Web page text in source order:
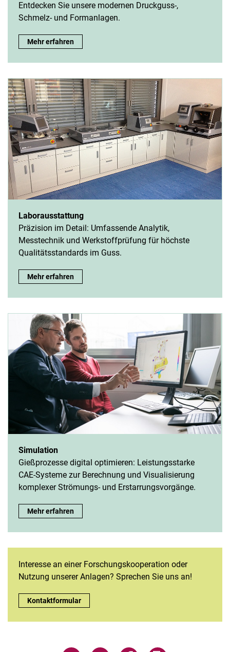
Entdecken Sie unsere modernen Druckguss-,
Schmelz- und Formanlagen.
Mehr erfahren
Laborausstattung
Präzision im Detail: Umfassende Analytik,
Messtechnik und Werkstoffprüfung für höchste
Qualitätsstandards im Guss.
Mehr erfahren
Simulation
Gießprozesse digital optimieren: Leistungsstarke
CAE-Systeme zur Berechnung und Visualisierung
komplexer Strömungs- und Erstarrungsvorgänge.
Mehr erfahren
Interesse an einer Forschungskooperation oder
Nutzung unserer Anlagen? Sprechen Sie uns an!
Call to action:
Kontaktformular